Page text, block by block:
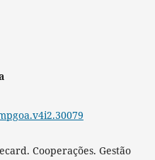
Cooperações. Gestão